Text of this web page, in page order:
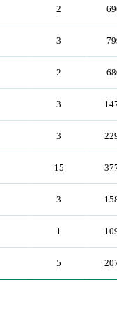
2
3
2
3
3
15
3
1
5